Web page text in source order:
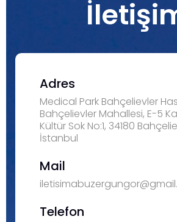
Adres
Medical Park Bahçelievler
Bahçelievler Mahallesi, E-5
Kültür Sok No:1, 34180
İstanbul
Mail
Telefon